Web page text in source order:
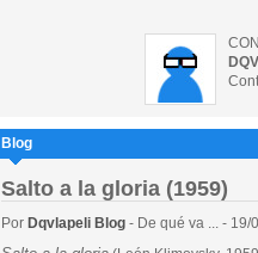
Blog
Salto a la gloria (1959)
Por Dqvlapeli Blog - De qué va ... - 19/